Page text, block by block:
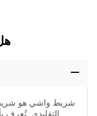
شريط واشي هو شريط
التقليدي. تُعرف